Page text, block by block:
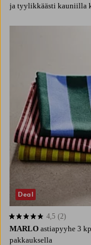
ja tyylikkäästi kauniilla
MARLO astiapyyhe 3
pakkauksella
4,5 perustuen 2 arvosanaan
4,5 (2)
Deal